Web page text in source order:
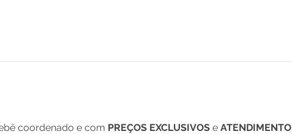
coordenado e com PREÇOS EXCLUSIVOS e ATENDIMENTO